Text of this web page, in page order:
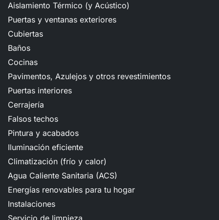
Aislamiento Térmico (y Acústico)
Puertas y ventanas exteriores
Cubiertas
Baños
Cocinas
Pavimentos, Azulejos y otros revestimientos
Puertas interiores
Cerrajería
Falsos techos
Pintura y acabados
Iluminación eficiente
Climatización (frío y calor)
Agua Caliente Sanitaria (ACS)
Energías renovables para tu hogar
Instalaciones